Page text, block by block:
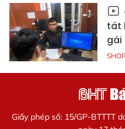
tát
gái
Giấy phép số: 15/GP-BTTTT